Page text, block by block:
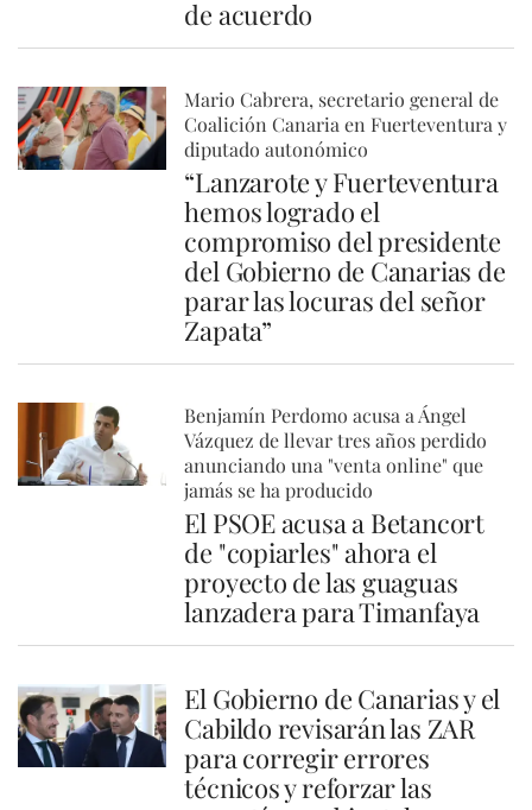
de acuerdo
Mario Cabrera, secretario general de
Coalición Canaria en Fuerteventura y
diputado autonómico
“Lanzarote y Fuerteventura
hemos logrado el
compromiso del presidente
del Gobierno de Canarias de
parar las locuras del señor
Zapata”
Benjamín Perdomo acusa a Ángel
Vázquez de llevar tres años perdido
anunciando una "venta online" que
jamás se ha producido
El PSOE acusa a Betancort
de "copiarles" ahora el
proyecto de las guaguas
lanzadera para Timanfaya
El Gobierno de Canarias y el
Cabildo revisarán las ZAR
para corregir errores
técnicos y reforzar las